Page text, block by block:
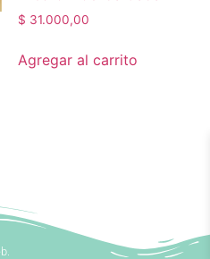
$ 31.000,00
Agregar al carrito